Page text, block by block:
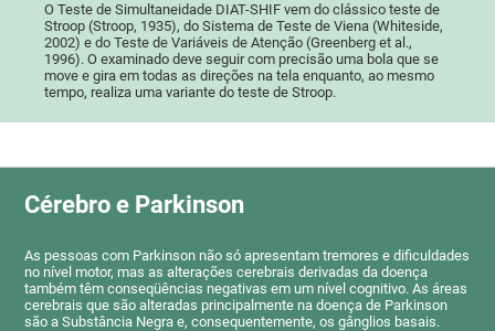
O Teste de Simultaneidade DIAT-SHIF vem do clássico teste de
Stroop (Stroop, 1935), do Sistema de Teste de Viena (Whiteside,
2002) e do Teste de Variáveis de Atenção (Greenberg et al.,
1996). O examinado deve seguir com precisão uma bola que se
move e gira em todas as direções na tela enquanto, ao mesmo
tempo, realiza uma variante do teste de Stroop.
Cérebro e Parkinson
As pessoas com Parkinson não só apresentam tremores e dificuldades
no nível motor, mas as alterações cerebrais derivadas da doença
também têm conseqüências negativas em um nível cognitivo. As áreas
cerebrais que são alteradas principalmente na doença de Parkinson
são a Substância Negra e, consequentemente, os gânglios basais.